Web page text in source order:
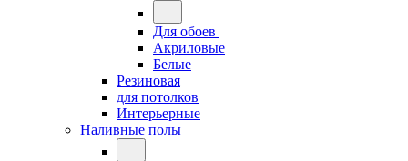
Для обоев
Акриловые
Белые
Резиновая
для потолков
Интерьерные
Наливные полы